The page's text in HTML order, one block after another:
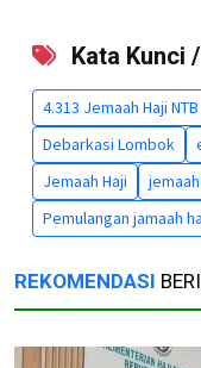
Kata Kunci
4.313 Jemaah Haji
Debarkasi Lombok
Jemaah Haji
jemaah
Pemulangan jamaah
REKOMENDASI